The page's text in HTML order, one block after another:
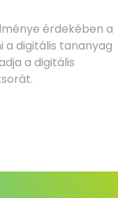
érdekében a
digitális tananyag
a digitális